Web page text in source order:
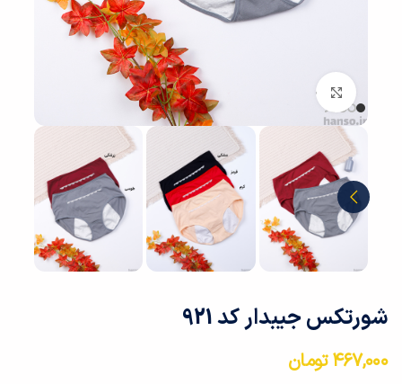
بزرگنمایی تصویر
شورتکس جیبدار کد 921
۴۶۷,۰۰۰ تومان